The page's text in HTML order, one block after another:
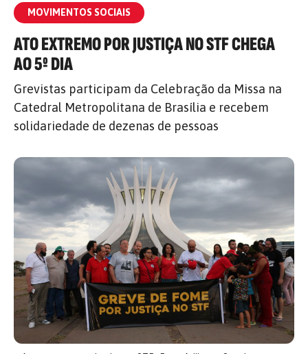
MOVIMENTOS SOCIAIS
ATO EXTREMO POR JUSTIÇA NO STF CHEGA
AO 5º DIA
Grevistas participam da Celebração da Missa na
Catedral Metropolitana de Brasília e recebem
solidariedade de dezenas de pessoas